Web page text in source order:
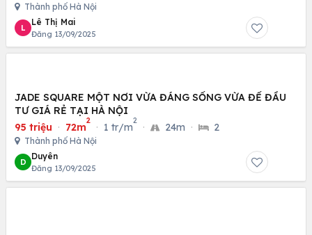
Thành phố Hà Nội
L
Lê Thị Mai
Đăng 13/09/2025
JADE SQUARE MỘT NƠI VỪA ĐÁNG SỐNG VỪA ĐỂ ĐẦU
TƯ GIÁ RẺ TẠI HÀ NỘI
95 triệu · 72m
2
· 1 tr/m
2
· 24m · 2
Thành phố Hà Nội
D
Duyên
Đăng 13/09/2025